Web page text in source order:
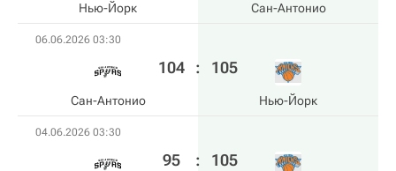
Нью-Йорк Сан-Антонио
06.06.2026 03:30
Сан-Антонио
104 : 105
Нью-Йорк
04.06.2026 03:30
95 : 105